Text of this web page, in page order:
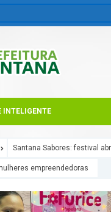
INTELIGENTE
Santana Sabores: festival
empreendedoras